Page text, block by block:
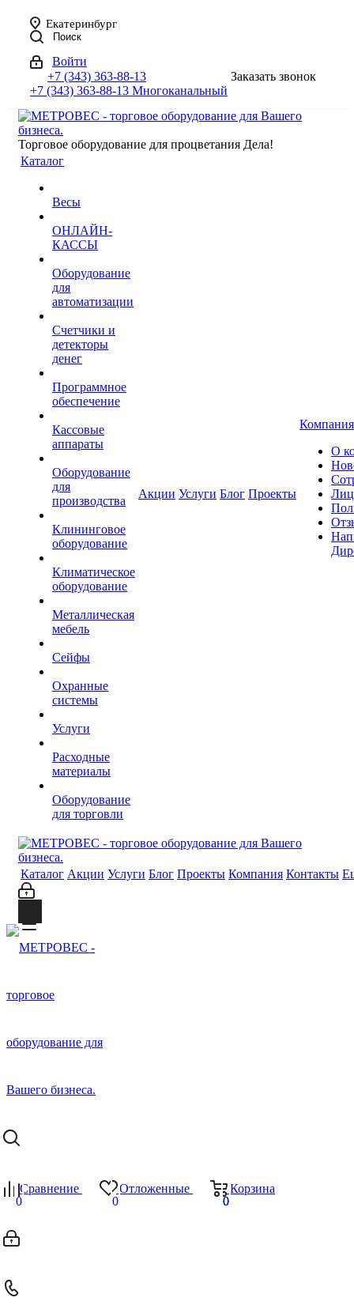
Екатеринбург
Поиск
Войти
+7 (343) 363-88-13
+7 (343) 363-88-13 Многоканальный
Заказать звонок
Торговое оборудование для процветания Дела!
Каталог
Весы
ОНЛАЙН-
КАССЫ
Оборудование
для
автоматизации
Счетчики и
детекторы
денег
Программное
обеспечение
Кассовые
аппараты
Оборудование
для
производства
Клининговое
оборудование
Климатическое
оборудование
Металлическая
мебель
Сейфы
Охранные
системы
Услуги
Расходные
материалы
Оборудование
для торговли
Акции Услуги Блог Проекты
Компания
О
Каталог Акции Услуги Блог Проекты Компания Контакты
Сравнение
0
Отложенные
0
Корзина
0
0